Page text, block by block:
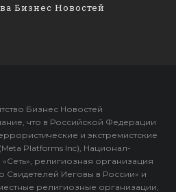
Бизнес Новостей
Бизнес Новостей
что в Российской Федерации
и экстремистские
Platforms Inc), Национал-
религиозная организация
Свидетелей Иеговы в России» и
религиозные организации,